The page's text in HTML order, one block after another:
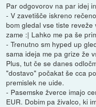
Par odgovorov na par idej
- V zavetišče iskreno
bom gledal vse tiste
zame :| Lahko me pa še
- Trenutno sm hyped up
sama ideja me pa grize že
Plus, tut če se danes
"dostavo" počakat še cca
premislek ne uide.
- Pasemske žverce imajo
EUR. Dobim pa živalco, ki